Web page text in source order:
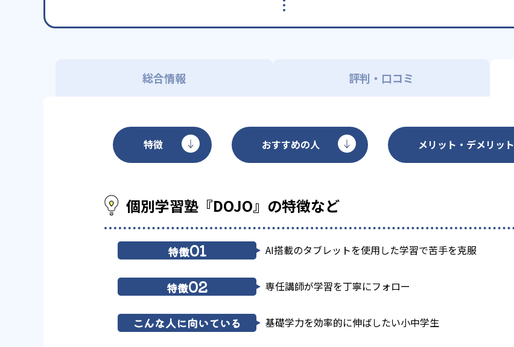
総合情報 評判・口コミ
特徴 おすすめの人 メリット・デメリット
個別学習塾『DOJO』の特徴など
特徴01 AI搭載のタブレットを使用した学習で苦手を克服
特徴02 専任講師が学習を丁寧にフォロー
こんな人に向いている 基礎学力を効率的に伸ばしたい小中学生